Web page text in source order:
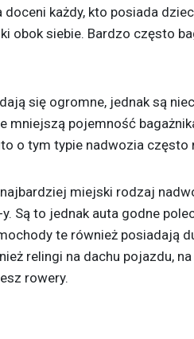
doceni każdy, kto posiada
obok siebie. Bardzo często
się ogromne, jednak są
mniejszą pojemność
o tym typie nadwozia często
miejski rodzaj
y. Są to jednak auta godne
te również posiadają
relingi na dachu pojazdu,
rowery.